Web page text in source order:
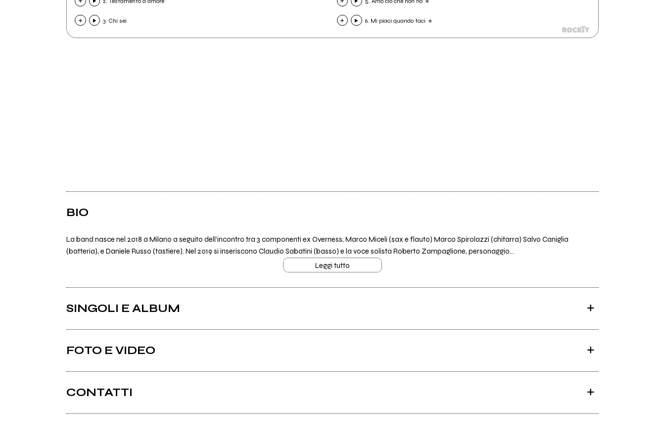
3. Chi sei 6. Mi piaci quando taci
BIO
La band nasce nel 2018 a Milano a seguito dell’incontro tra 3 componenti ex Overness, Marco Miceli (sax e flauto) Marco Spirolazzi (chitarra) Salvo Caniglia
(batteria), e Daniele Russo (tastiere). Nel 2019 si inseriscono Claudio Sabatini (basso) e la voce solista Roberto Zampaglione, personaggio...
Leggi tutto
SINGOLI E ALBUM
FOTO E VIDEO
CONTATTI